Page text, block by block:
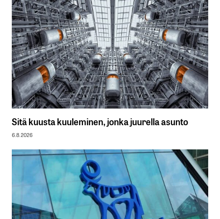
Sitä kuusta kuuleminen, jonka juurella asunto
6.8.2026